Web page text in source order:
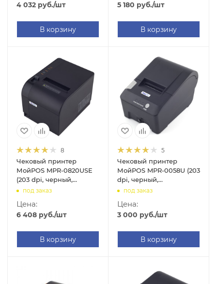
4 032 руб./шт
В корзину
5 180 руб./шт
В корзину
8
Чековый принтер
МойPOS MPR-0820USE
(203 dpi, черный,
термопечать, USB/RS-
автоотрезчиком)
под заказ
Цена:
6 408 руб./шт
В корзину
5
Чековый принтер
МойPOS MPR-0058U (203
dpi, черный,
термопечать, USB)
под заказ
Цена:
3 000 руб./шт
В корзину